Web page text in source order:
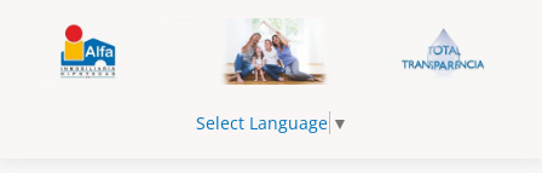
Select Language ▼